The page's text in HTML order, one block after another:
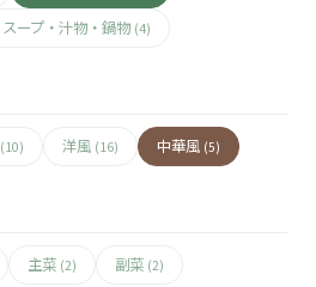
スープ・汁物・鍋物 (4)
(10) 洋風 (16) 中華風 (5)
主菜 (2) 副菜 (2)